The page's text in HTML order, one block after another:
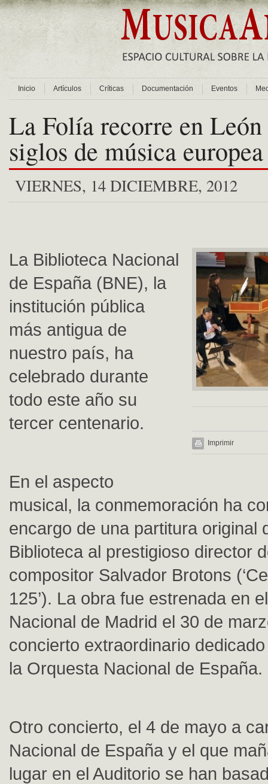
Inicio Artículos Críticas Documentación Eventos
La Folía recorre en
siglos de música europea
VIERNES, 14 DICIEMBRE, 2012
Imprimir
La Biblioteca Nacional
de España (BNE), la
institución pública
más antigua de
nuestro país, ha
celebrado durante
todo este año su
tercer centenario.
En el aspecto
musical, la conmemoración ha
encargo de una partitura original
Biblioteca al prestigioso director
compositor Salvador Brotons
125’). La obra fue estrenada en
Nacional de Madrid el 30 de
concierto extraordinario
la Orquesta Nacional de España.
Otro concierto, el 4 de mayo a
Nacional de España y el que
lugar en el Auditorio se han